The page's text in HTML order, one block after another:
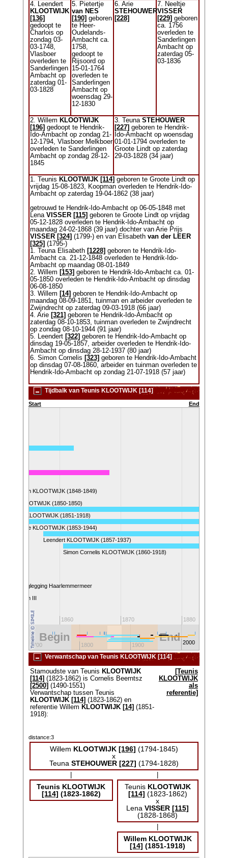
4. Leendert
KLOOTWIJK
[136]
gedoopt te
Charlois op
zondag 03-
03-1748,
Vlasboer
overleden te
Sanderlingen
Ambacht op
zaterdag 01-
03-1828
5. Pietertje
van NES
[190] geboren
te Heer-
Oudelands-
Ambacht ca.
1758,
gedoopt te
Rijsoord op
15-01-1764
overleden te
Sanderlingen
Ambacht op
woensdag 29-
12-1830
6. Arie
STEHOUWER
[228]
7. Neeltje
VISSER
[229] geboren
ca. 1756
overleden te
Sanderlingen
Ambacht op
zaterdag 05-
03-1836
2. Willem KLOOTWIJK
[196] gedoopt te Hendrik-
Ido-Ambacht op zondag 21-
12-1794, Vlasboer Melkboer
overleden te Sanderlingen
Ambacht op zondag 28-12-
1845
3. Teuna STEHOUWER
[227] geboren te Hendrik-
Ido-Ambacht op woensdag
01-01-1794 overleden te
Groote Lindt op zaterdag
29-03-1828 (34 jaar)
1. Teunis KLOOTWIJK [114] geboren te Groote Lindt op
vrijdag 15-08-1823, Koopman overleden te Hendrik-Ido-
Ambacht op zaterdag 19-04-1862 (38 jaar)
getrouwd te Hendrik-Ido-Ambacht op 06-05-1848 met
Lena VISSER [115] geboren te Groote Lindt op vrijdag
05-12-1828 overleden te Hendrik-Ido-Ambacht op
maandag 24-02-1868 (39 jaar) dochter van Arie Prijs
VISSER [324] (1799-) en van Elisabeth van der LEER
[325] (1795-)
1. Teuna Elisabeth [1228] geboren te Hendrik-Ido-
Ambacht ca. 21-12-1848 overleden te Hendrik-Ido-
Ambacht op maandag 08-01-1849
2. Willem [153] geboren te Hendrik-Ido-Ambacht ca. 01-
05-1850 overleden te Hendrik-Ido-Ambacht op dinsdag
06-08-1850
3. Willem [14] geboren te Hendrik-Ido-Ambacht op
maandag 08-09-1851, tuinman en arbeider overleden te
Zwijndrecht op zaterdag 09-03-1918 (66 jaar)
4. Arie [321] geboren te Hendrik-Ido-Ambacht op
zaterdag 08-10-1853, tuinman overleden te Zwijndrecht
op zondag 08-10-1944 (91 jaar)
5. Leendert [322] geboren te Hendrik-Ido-Ambacht op
dinsdag 19-05-1857, arbeider overleden te Hendrik-Ido-
Ambacht op dinsdag 28-12-1937 (80 jaar)
6. Simon Cornelis [323] geboren te Hendrik-Ido-Ambacht
op dinsdag 07-08-1860, arbeider en tuinman overleden te
Hendrik-Ido-Ambacht op zondag 21-07-1918 (57 jaar)
Tijdbalk van Teunis KLOOTWIJK [114]
Start End
1860 1870 1880
Simon Cornelis KLOOTWIJK (1860-1918)
Leendert KLOOTWIJK (1857-1937)
Arie KLOOTWIJK (1853-1944)
Drooglegging Haarlemmermeer
Willem KLOOTWIJK (1851-1918)
Willem KLOOTWIJK (1850-1850)
Willem III
Elisabeth KLOOTWIJK (1848-1849)
1700 1800 1900 2000
Begin End
Verwantschap van Teunis KLOOTWIJK [114]
Stamoudste van Teunis KLOOTWIJK
[114] (1823-1862) is Cornelis Beerntsz
[2500] (1490-1551)
Verwantschap tussen Teunis
KLOOTWIJK [114] (1823-1862) en
referentie Willem KLOOTWIJK [14] (1851-
1918):
[Teunis
KLOOTWIJK
als
referentie]
distance:3
Willem KLOOTWIJK [196] (1794-1845)
x
Teuna STEHOUWER [227] (1794-1828)
Teunis KLOOTWIJK
[114] (1823-1862)
Teunis KLOOTWIJK
[114] (1823-1862)
x
LenaVISSER [115]
(1828-1868)
Willem KLOOTWIJK
[14] (1851-1918)